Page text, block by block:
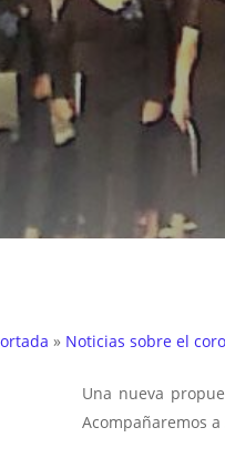
» Noticias sobre el coro
Una nueva
Acompañaremos